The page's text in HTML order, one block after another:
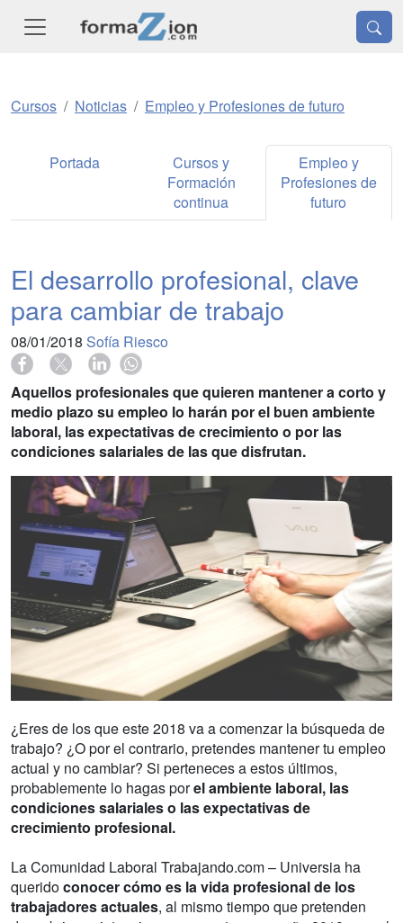
Cursos Noticias Empleo y Profesiones de futuro
Portada
Cursos y
Formación
continua
Empleo y
Profesiones de
futuro
El desarrollo profesional, clave
para cambiar de trabajo
08/01/2018 Sofía Riesco
Aquellos profesionales que quieren mantener a corto y
medio plazo su empleo lo harán por el buen ambiente
laboral, las expectativas de crecimiento o por las
condiciones salariales de las que disfrutan.
¿Eres de los que este 2018 va a comenzar la búsqueda de
trabajo? ¿O por el contrario, pretendes mantener tu empleo
actual y no cambiar? Si perteneces a estos últimos,
probablemente lo hagas porel ambiente laboral, las
condiciones salariales o las expectativas de
crecimiento profesional.
La Comunidad Laboral Trabajando.com – Universia ha
queridoconocer cómo es la vida profesional de los
trabajadores actuales, al mismo tiempo que pretenden